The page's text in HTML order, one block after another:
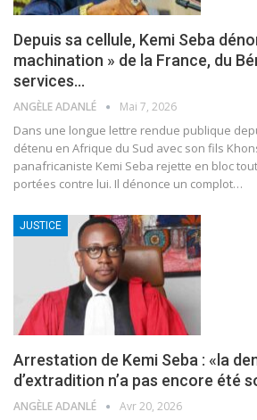
Depuis sa cellule, Kemi Seba
machination » de la France, du
services…
ANGÈLE ADANLÉ Mai 7, 2026
Dans une longue lettre rendue publique
détenu en Afrique du Sud avec son fils
panafricaniste Kemi Seba rejette en bloc
portées contre lui. Il dénonce un complot…
JUSTICE
Arrestation de Kemi Seba : «la
d’extradition n’a pas encore été
ANGÈLE ADANLÉ Avr 20, 2026